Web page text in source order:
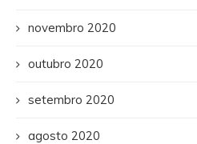
novembro 2020
outubro 2020
setembro 2020
agosto 2020